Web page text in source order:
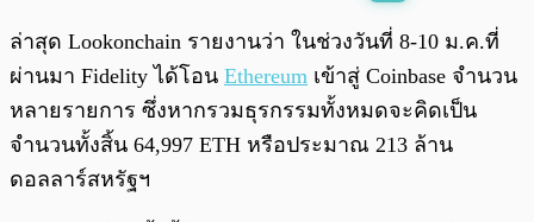
ล่าสุด Lookonchain รายงานว่า ในช่วงวันที่ 8-10 ม.ค.ที่
ผ่านมา Fidelity ได้โอน Ethereum เข้าสู่ Coinbase จำนวน
หลายรายการ ซึ่งหากรวมธุรกรรมทั้งหมดจะคิดเป็น
จำนวนทั้งสิ้น 64,997 ETH หรือประมาณ 213 ล้าน
ดอลลาร์สหรัฐฯ